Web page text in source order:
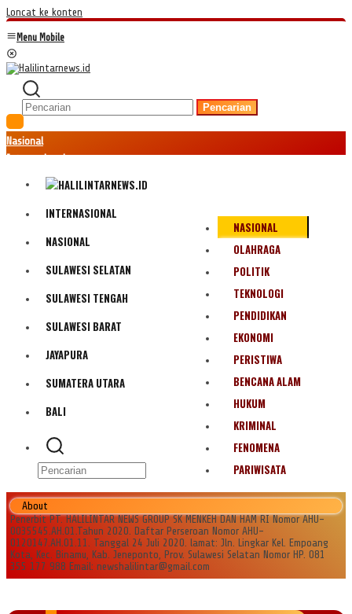
Loncat ke konten
Menu Mobile
Pencarian
Nasional
Internasional
Politik
Olahraga
Bencana Alam
INTERNASIONAL
NASIONAL
SULAWESI SELATAN
SULAWESI TENGAH
SULAWESI BARAT
JAYAPURA
SUMATERA UTARA
BALI
NASIONAL
OLAHRAGA
POLITIK
TEKNOLOGI
PENDIDIKAN
EKONOMI
PERISTIWA
BENCANA ALAM
HUKUM
KRIMINAL
FENOMENA
PARIWISATA
About
Penerbit PT. HALILINTAR NEWS GROUP SK MENKEH DAN HAM RI Nomor AHU-
0035545.AH.01.Tahun 2020. Daftar Perseroan Nomor AHU-
0120147.AH.01.11. Tanggal 24 Juli 2020. lamat: Jln. Lingkar Kel. Empoang
Kota, Kec. Binamu, Kab. Jeneponto, Prov. Sulawesi Selatan Nomor HP. 081
355 177 988 Email: newshalilintar@gmail.com